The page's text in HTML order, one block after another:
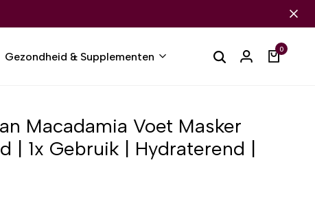
Gezondheid & Supplementen
0
Macadamia Voet Masker
| 1x Gebruik | Hydraterend |